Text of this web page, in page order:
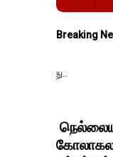
Breaking